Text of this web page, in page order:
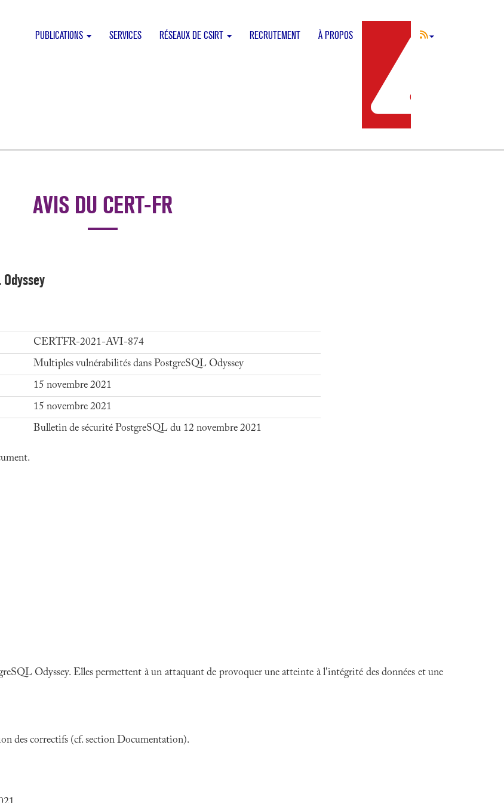
PUBLICATIONS SERVICES RÉSEAUX DE CSIRT RECRUTEMENT À PROPOS
AVIS DU CERT-FR
CERTFR-2021-AVI-874
Multiples vulnérabilités dans PostgreSQL Odyssey
15 novembre 2021
15 novembre 2021
Bulletin de sécurité PostgreSQL du 12 novembre 2021
Odyssey. Elles permettent à un attaquant de provoquer une atteinte à l'intégrité des données et une
des correctifs (cf. section Documentation).